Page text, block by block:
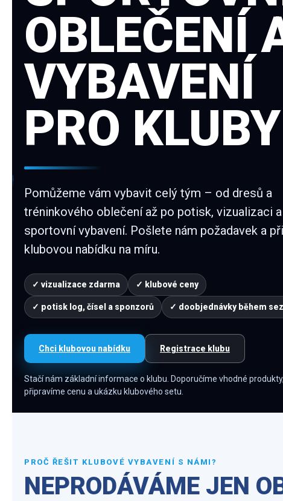
OBLEČENÍ
VYBAVENÍ
PRO KLUBY
Pomůžeme vám vybavit celý tým – od dresů a
tréninkového oblečení až po potisk, vizualizaci a
sportovní vybavení. Pošlete nám požadavek a
klubovou nabídku na míru.
✓ vizualizace zdarma ✓ klubové ceny
✓ potisk log, čísel a sponzorů ✓ doobjednávky během
Chci klubovou nabídku Registrace klubu
Stačí nám základní informace o klubu. Doporučíme vhodné produkty,
připravíme cenu a ukázku klubového setu.
PROČ ŘEŠIT KLUBOVÉ VYBAVENÍ S NÁMI?
NEPRODÁVÁME JEN